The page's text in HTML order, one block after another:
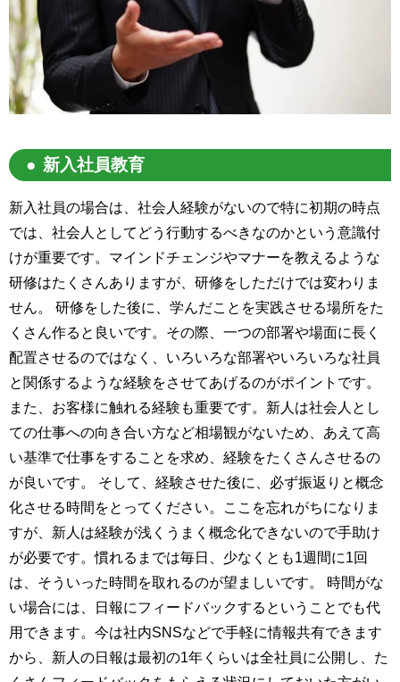
新入社員教育
新入社員の場合は、社会人経験がないので特に初期の時点
では、社会人としてどう行動するべきなのかという意識付
けが重要です。マインドチェンジやマナーを教えるような
研修はたくさんありますが、研修をしただけでは変わりま
せん。 研修をした後に、学んだことを実践させる場所をた
くさん作ると良いです。その際、一つの部署や場面に長く
配置させるのではなく、いろいろな部署やいろいろな社員
と関係するような経験をさせてあげるのがポイントです。
また、お客様に触れる経験も重要です。新人は社会人とし
ての仕事への向き合い方など相場観がないため、あえて高
い基準で仕事をすることを求め、経験をたくさんさせるの
が良いです。 そして、経験させた後に、必ず振返りと概念
化させる時間をとってください。ここを忘れがちになりま
すが、新人は経験が浅くうまく概念化できないので手助け
が必要です。慣れるまでは毎日、少なくとも1週間に1回
は、そういった時間を取れるのが望ましいです。 時間がな
い場合には、日報にフィードバックするということでも代
用できます。今は社内SNSなどで手軽に情報共有できます
から、新人の日報は最初の1年くらいは全社員に公開し、た